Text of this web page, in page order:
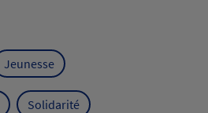
Jeunesse
Solidarité